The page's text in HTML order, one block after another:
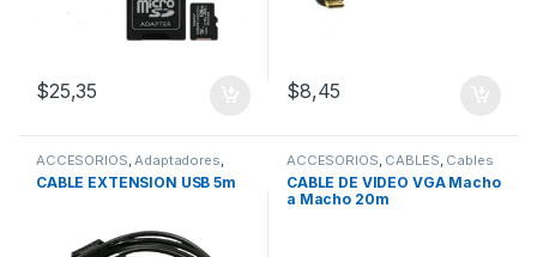
$25,35 $8,45
ACCESORIOS,Adaptadores,
CABLES,Cables USB
CABLE EXTENSION USB 5m
ACCESORIOS, CABLES, Cables
VGA
CABLE DE VIDEO VGA Macho
a Macho 20m